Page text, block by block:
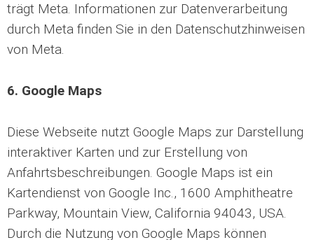
trägt Meta. Informationen zur Datenverarbeitung
durch Meta finden Sie in den Datenschutzhinweisen
von Meta.
6. Google Maps
Diese Webseite nutzt Google Maps zur Darstellung
interaktiver Karten und zur Erstellung von
Anfahrtsbeschreibungen. Google Maps ist ein
Kartendienst von Google Inc., 1600 Amphitheatre
Parkway, Mountain View, California 94043, USA.
Durch die Nutzung von Google Maps können